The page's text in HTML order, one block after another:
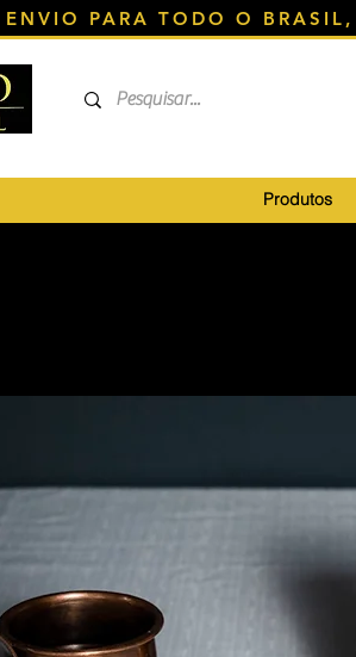
ENVIO PARA TODO O
Produtos